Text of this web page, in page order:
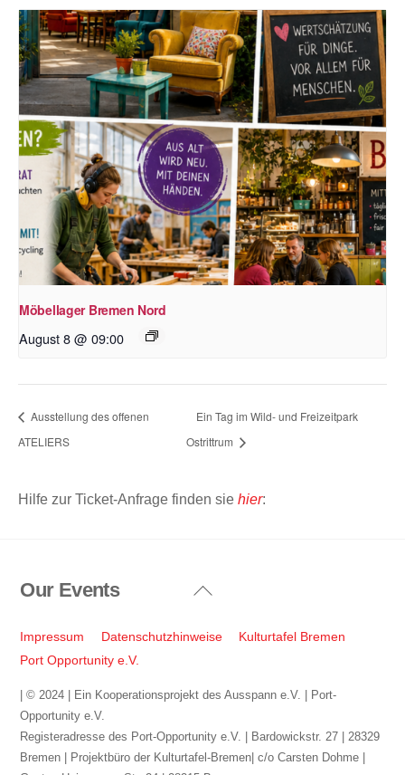
Möbellager Bremen Nord
August 8 @ 09:00
Ausstellung des offenen
ATELIERS
Ein Tag im Wild- und Freizeitpark
Ostrittrum
Hilfe zur Ticket-Anfrage finden sie hier:
Back
Top
Our Events
Impressum Datenschutzhinweise
Kulturtafel Bremen
Port Opportunity e.V.
| © 2024 | Ein Kooperationsprojekt des Ausspann e.V. | Port-
Opportunity e.V.
Registeradresse des Port-Opportunity e.V. | Bardowickstr. 27 | 28329
Bremen | Projektbüro der Kulturtafel-Bremen| c/o Carsten Dohme |